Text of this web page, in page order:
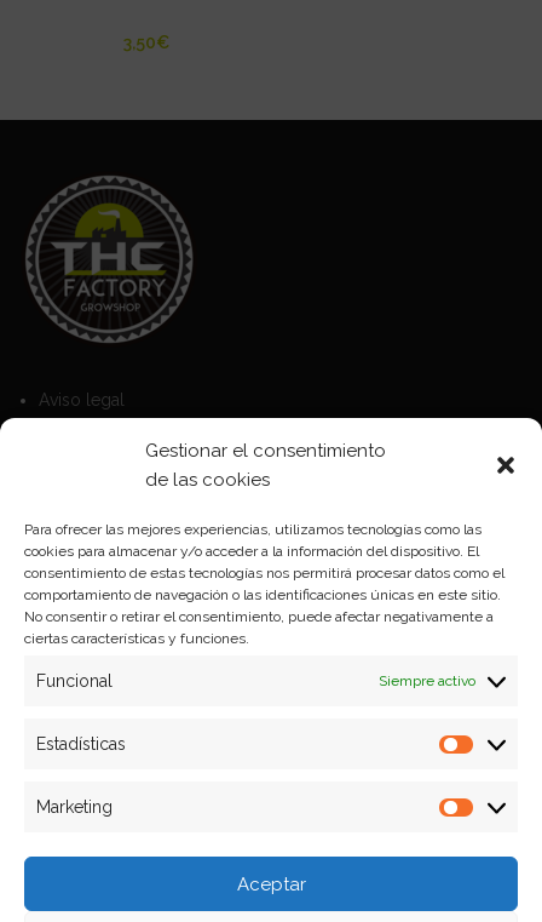
Gestionar el consentimiento
de las cookies
Para ofrecer las mejores experiencias, utilizamos tecnologías como las
cookies para almacenar y/o acceder a la información del dispositivo. El
consentimiento de estas tecnologías nos permitirá procesar datos como el
comportamiento de navegación o las identificaciones únicas en este sitio.
No consentir o retirar el consentimiento, puede afectar negativamente a
ciertas características y funciones.
Funcional Siempre activo
Estadísticas
Marketing
Aceptar
€
Aviso legal
Política de privacidad
Formas de pago
Plazos y condiciones de envio
Politica de devoluciones